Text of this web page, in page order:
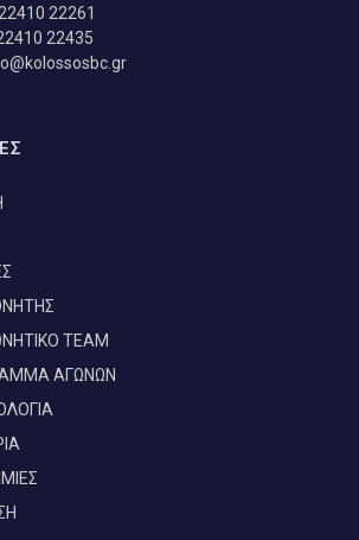
22261
22435
TEAM
ΑΓΩΝΩΝ